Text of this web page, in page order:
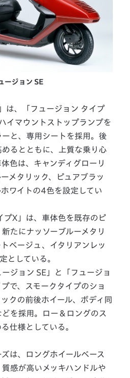
ージョン SE
は、「フュージョン タイプ
イマウントストップランプを
と、専用シートを採用。後
るとともに、上質な乗り心
色は、キャンディグローリ
メタリック、ピュアブラッ
ワイトの4色を設定してい
X」は、車体色を既存のピ
たにナッソーブルーメタリ
ベージュ、イタリアンレッ
としている。
ジョン SE」と「フュージョ
で、スモークタイプのショ
クの前後ホイール、ボディ同
を採用。ロー＆ロングのス
仕様としている。
は、ロングホイールベース
感が高いメッキハンドルや